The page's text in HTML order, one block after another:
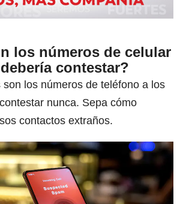
los números de celular
contestar?
son los números de teléfono a los
nunca. Sepa cómo
contactos extraños.